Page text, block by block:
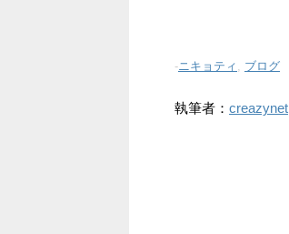
-ニキョティ , ブログ
執筆者： creazynet